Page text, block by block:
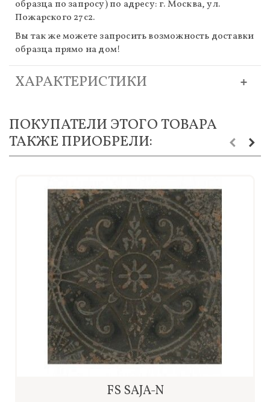
образца по запросу) по адресу: г. Москва, ул.
Пожарского 27с2.
Вы так же можете запросить возможность доставки
образца прямо на дом!
ХАРАКТЕРИСТИКИ
ПОКУПАТЕЛИ ЭТОГО ТОВАРА
ТАКЖЕ ПРИОБРЕЛИ:
FS SAJA-N